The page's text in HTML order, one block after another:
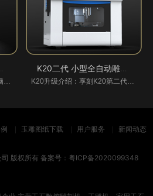
玉雕图纸下载 用户服务
新闻动态
版权所有 备案号： 粤ICP备2020099348